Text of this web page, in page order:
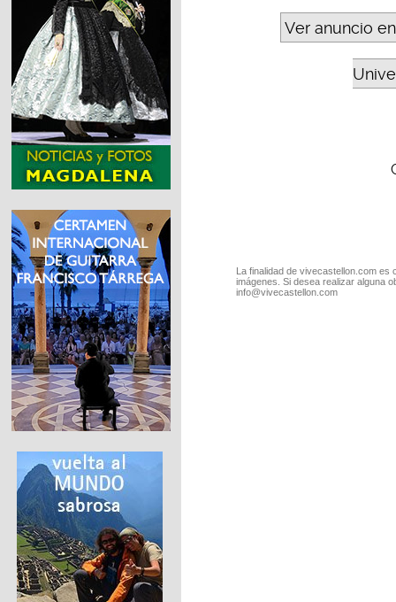
Ver anuncio
La finalidad de vivecastellon.com
imágenes. Si desea realizar alguna
info@vivecastellon.com